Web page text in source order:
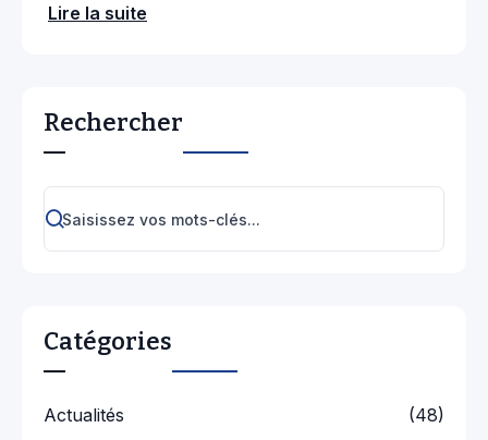
Lire la suite
Rechercher
Catégories
Actualités (48)